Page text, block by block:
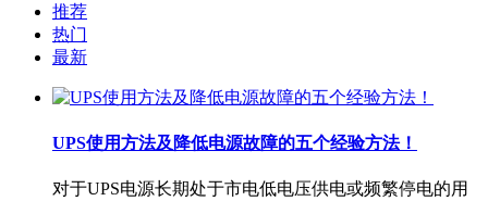
推荐
热门
最新
UPS使用方法及降低电源故障的五个经验方法！
对于UPS电源长期处于市电低电压供电或频繁停电的用